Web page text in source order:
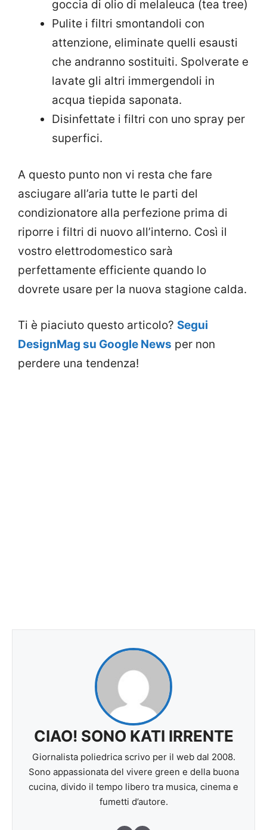
goccia di olio di melaleuca (tea tree)
Pulite i filtri smontandoli con
attenzione, eliminate quelli esausti
che andranno sostituiti. Spolverate e
lavate gli altri immergendoli in
acqua tiepida saponata.
Disinfettate i filtri con uno spray per
superfici.
A questo punto non vi resta che fare
asciugare all’aria tutte le parti del
condizionatore alla perfezione prima di
riporre i filtri di nuovo all’interno. Così il
vostro elettrodomestico sarà
perfettamente efficiente quando lo
dovrete usare per la nuova stagione calda.
Ti è piaciuto questo articolo? Segui
DesignMag su Google News per non
perdere una tendenza!
CIAO! SONO KATI IRRENTE
Giornalista poliedrica scrivo per il web dal 2008.
Sono appassionata del vivere green e della buona
cucina, divido il tempo libero tra musica, cinema e
fumetti d’autore.